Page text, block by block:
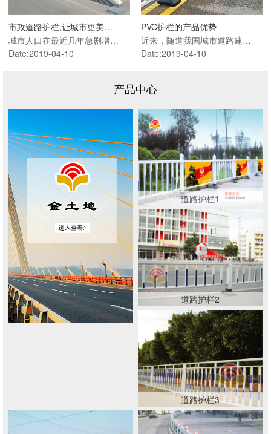
市政道路护栏,让城市更美…
城市人口在最近几年急剧增…
Date:2019-04-10
PVC护栏的产品优势
近来，随道我国城市道路建…
Date:2019-04-10
产品中心
道路护栏1
道路护栏2
道路护栏3